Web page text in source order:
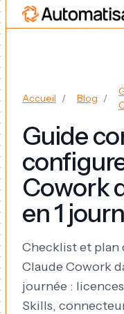
Accueil / Blog /
Guide
Cowork
en 1
Checklist et
Claude Cowork
journée :
Skills,